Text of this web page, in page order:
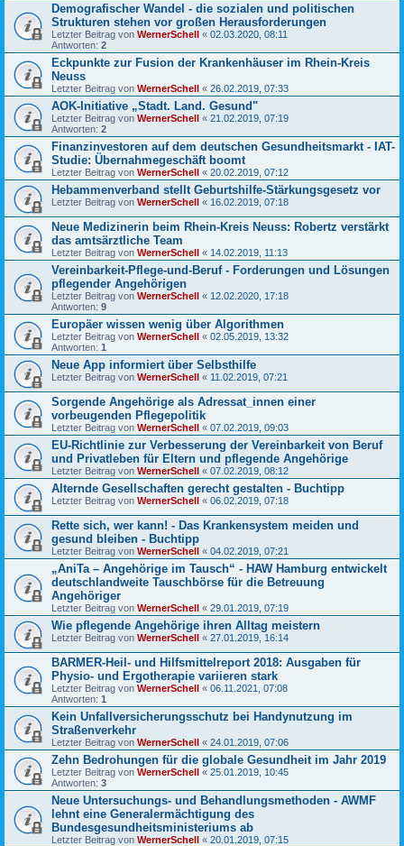
Demografischer Wandel - die sozialen und politischen
Strukturen stehen vor großen Herausforderungen
Letzter Beitrag von WernerSchell « 02.03.2020, 08:11
Antworten: 2
Eckpunkte zur Fusion der Krankenhäuser im Rhein-Kreis
Neuss
Letzter Beitrag von WernerSchell « 26.02.2019, 07:33
AOK-Initiative „Stadt. Land. Gesund"
Letzter Beitrag von WernerSchell « 21.02.2019, 07:19
Antworten: 2
Finanzinvestoren auf dem deutschen Gesundheitsmarkt - IAT-
Studie: Übernahmegeschäft boomt
Letzter Beitrag von WernerSchell « 20.02.2019, 07:12
Hebammenverband stellt Geburtshilfe-Stärkungsgesetz vor
Letzter Beitrag von WernerSchell « 16.02.2019, 07:18
Neue Medizinerin beim Rhein-Kreis Neuss: Robertz verstärkt
das amtsärztliche Team
Letzter Beitrag von WernerSchell « 14.02.2019, 11:13
Vereinbarkeit-Pflege-und-Beruf - Forderungen und Lösungen
pflegender Angehörigen
Letzter Beitrag von WernerSchell « 12.02.2020, 17:18
Antworten: 9
Europäer wissen wenig über Algorithmen
Letzter Beitrag von WernerSchell « 02.05.2019, 13:32
Antworten: 1
Neue App informiert über Selbsthilfe
Letzter Beitrag von WernerSchell « 11.02.2019, 07:21
Sorgende Angehörige als Adressat_innen einer
vorbeugenden Pflegepolitik
Letzter Beitrag von WernerSchell « 07.02.2019, 09:03
EU-Richtlinie zur Verbesserung der Vereinbarkeit von Beruf
und Privatleben für Eltern und pflegende Angehörige
Letzter Beitrag von WernerSchell « 07.02.2019, 08:12
Alternde Gesellschaften gerecht gestalten - Buchtipp
Letzter Beitrag von WernerSchell « 06.02.2019, 07:18
Rette sich, wer kann! - Das Krankensystem meiden und
gesund bleiben - Buchtipp
Letzter Beitrag von WernerSchell « 04.02.2019, 07:21
„AniTa – Angehörige im Tausch“ - HAW Hamburg entwickelt
deutschlandweite Tauschbörse für die Betreuung
Angehöriger
Letzter Beitrag von WernerSchell « 29.01.2019, 07:19
Wie pflegende Angehörige ihren Alltag meistern
Letzter Beitrag von WernerSchell « 27.01.2019, 16:14
BARMER-Heil- und Hilfsmittelreport 2018: Ausgaben für
Physio- und Ergotherapie variieren stark
Letzter Beitrag von WernerSchell « 06.11.2021, 07:08
Antworten: 1
Kein Unfallversicherungsschutz bei Handynutzung im
Straßenverkehr
Letzter Beitrag von WernerSchell « 24.01.2019, 07:06
Zehn Bedrohungen für die globale Gesundheit im Jahr 2019
Letzter Beitrag von WernerSchell « 25.01.2019, 10:45
Antworten: 3
Neue Untersuchungs- und Behandlungsmethoden - AWMF
lehnt eine Generalermächtigung des
Bundesgesundheitsministeriums ab
Letzter Beitrag von WernerSchell « 20.01.2019, 07:15